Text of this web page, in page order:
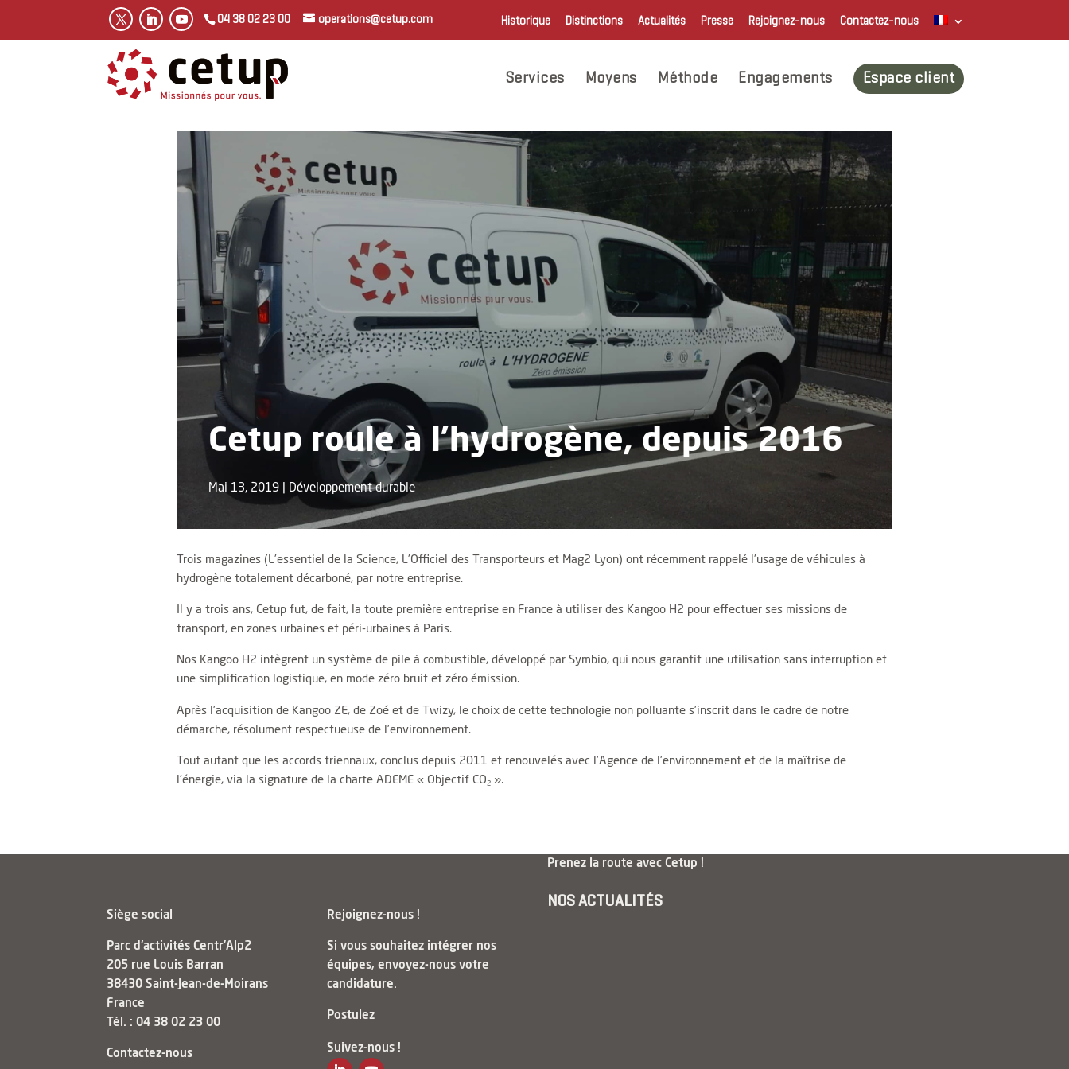
04 38 02 23 00 operations@cetup.com Historique Distinctions Actualités Presse Rejoignez-nous Contactez-nous
Services Moyens Méthode Engagements Espace client
Cetup roule à l’hydrogène, depuis 2016
Mai 13, 2019 | Développement durable
Trois magazines (L’essentiel de la Science, L’Officiel des Transporteurs et Mag2 Lyon) ont récemment rappelé l’usage de véhicules à
hydrogène totalement décarboné, par notre entreprise.
Il y a trois ans, Cetup fut, de fait, la toute première entreprise en France à utiliser des Kangoo H2 pour effectuer ses missions de
transport, en zones urbaines et péri-urbaines à Paris.
Nos Kangoo H2 intègrent un système de pile à combustible, développé par Symbio, qui nous garantit une utilisation sans interruption et
une simplification logistique, en mode zéro bruit et zéro émission.
Après l’acquisition de Kangoo ZE, de Zoé et de Twizy, le choix de cette technologie non polluante s’inscrit dans le cadre de notre
démarche, résolument respectueuse de l’environnement.
Tout autant que les accords triennaux, conclus depuis 2011 et renouvelés avec l’Agence de l’environnement et de la maîtrise de
l’énergie, via la signature de la charte ADEME « Objectif CO2 ».
Siège social
Parc d'activités Centr’Alp2
205 rue Louis Barran
38430 Saint-Jean-de-Moirans
France
Tél. : 04 38 02 23 00
Contactez-nous
Rejoignez-nous !
Si vous souhaitez intégrer nos
équipes, envoyez-nous votre
candidature.
Postulez
Suivez-nous !
Prenez la route avec Cetup !
NOS ACTUALITÉS